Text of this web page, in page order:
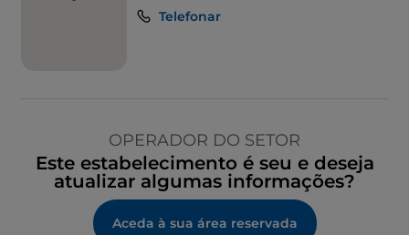
Telefonar
OPERADOR DO SETOR
Este estabelecimento é seu e deseja
atualizar algumas informações?
Aceda à sua área reservada